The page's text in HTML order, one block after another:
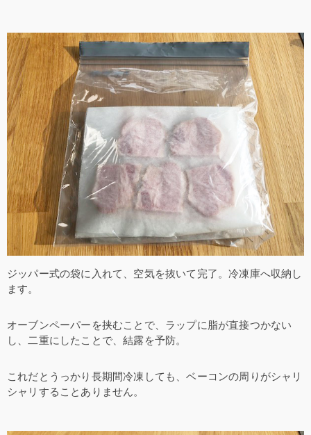
ジッパー式の袋に入れて、空気を抜いて完了。冷凍庫へ収納し
ます。
オーブンペーパーを挟むことで、ラップに脂が直接つかない
し、二重にしたことで、結露を予防。
これだとうっかり長期間冷凍しても、ベーコンの周りがシャリ
シャリすることありません。